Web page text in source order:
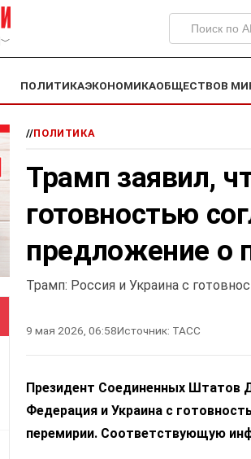
﹀
ПОЛИТИКАЭКОНОМИКАОБЩЕСТВОВ
//ПОЛИТИКА
Трамп заявил,
готовностью
предложение о
Трамп: Россия и Украина с
9 мая 2026, 06:58Источник: ТАСС
Президент Соединенных Штатов
Федерация и Украина с
перемирии. Соответствующую